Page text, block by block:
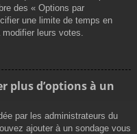
des « Options par
une limite de temps en
leurs votes.
plus d’options à un
par les administrateurs du
ajouter à un sondage vous